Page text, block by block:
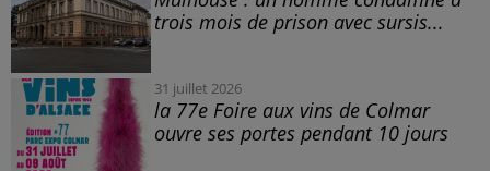
trois mois de prison avec sursis...
31 juillet 2026
la 77e Foire aux vins de Colmar
ouvre ses portes pendant 10 jours